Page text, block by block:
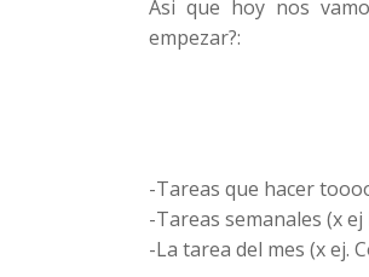
Asi que hoy nos
empezar?:
-Tareas que hacer
-Tareas semanales (x
-La tarea del mes (x ej.